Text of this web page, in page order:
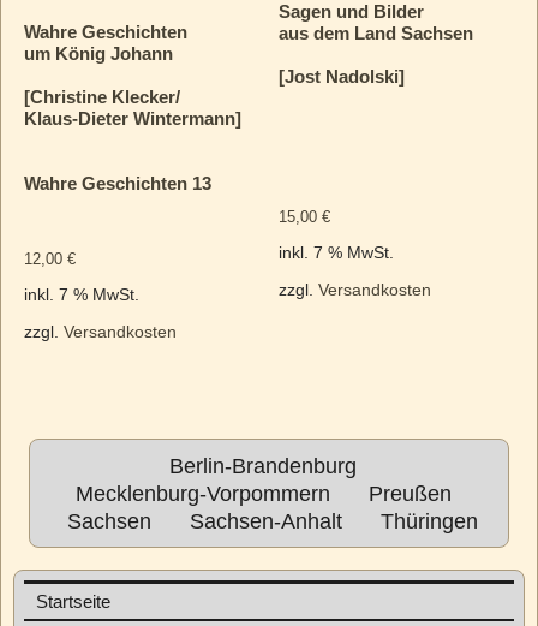
Wahre Geschichten
um König Johann
[Christine Klecker/
Klaus-Dieter Wintermann]
Wahre Geschichten 13
12,00 €
inkl. 7 % MwSt.
zzgl. Versandkosten
Sagen und Bilder
aus dem Land Sachsen
[Jost Nadolski]
15,00€
inkl. 7 % MwSt.
zzgl.Versandkosten
Berlin-Brandenburg
Mecklenburg-Vorpommern
Preußen
Sachsen
Sachsen-Anhalt Thüringen
Startseite